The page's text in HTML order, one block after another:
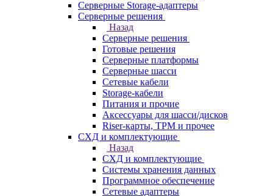
Серверные Storage-адаптеры
Серверные решения
Назад
Серверные решения
Готовые решения
Серверные платформы
Серверные шасси
Сетевые кабели
Storage-кабели
Питания и прочие
Аксессуары для шасси/дисков
Riser-карты, TPM и прочее
СХД и комплектующие
Назад
СХД и комплектующие
Системы хранения данных
Программное обеспечение
Сетевые адаптеры